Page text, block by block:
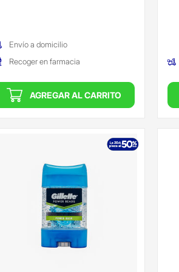
Envío a domicilio
Recoger en farmacia
AGREGAR AL CARRITO